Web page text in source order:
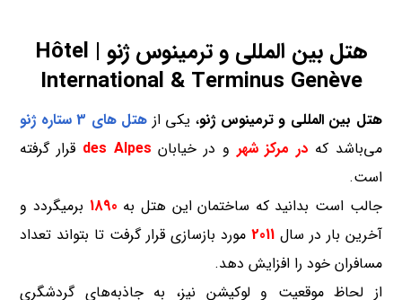
هتل بین المللی و ترمینوس ژنو | Hôtel
International & Terminus Genève
هتل بین المللی و ترمینوس ژنو، یکی از هتل های 3 ستاره
ژنو
می‌باشد که در مرکز شهر و در خیابان des Alpes قرار گرفته
است.
جالب است بدانید که ساختمان این هتل به 1890 برمیگردد و
آخرین بار در سال2011 مورد بازسازی قرار گرفت تا بتواند تعداد
مسافران خود را افزایش دهد.
از لحاظ موقعیت و لوکیشن نیز، به جاذبه‌های گردشگری